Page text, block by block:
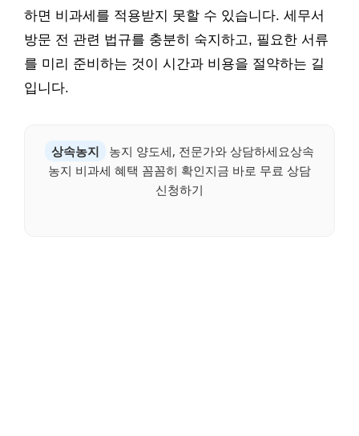
하면 비과세를 적용받지 못할 수 있습니다. 세무서
방문 전 관련 법규를 충분히 숙지하고, 필요한 서류
를 미리 준비하는 것이 시간과 비용을 절약하는 길
입니다.
상속농지
농지 양도세, 전문가와 상담하세요상속
농지 비과세 혜택 꼼꼼히 확인지금 바로 무료 상담
신청하기